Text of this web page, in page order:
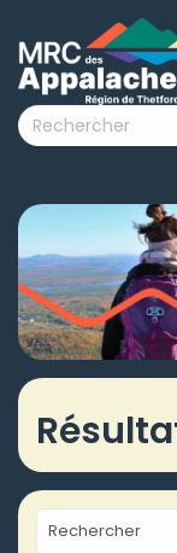
submenu (La
submenu
submenu
submenu
submenu
Rechercher